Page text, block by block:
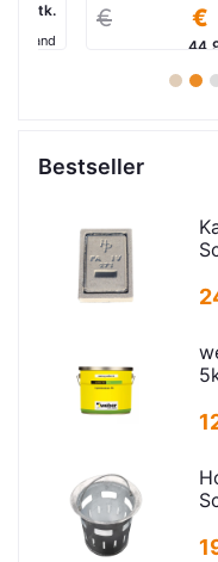
44,99 €
inkl. 19 % MwSt. zzgl.
1 2
Bestseller